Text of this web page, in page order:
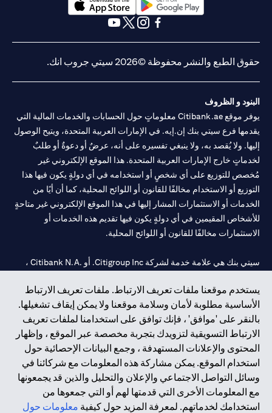
يستخدم موقعنا ملفات تعريف الارتباط. ملفات تعريف الارتباط
الأساسية مطلوبة لأمان وسلامة موقعنا ولا يمكن إيقاف تشغيلها.
بالنقر على 'موافق' ، فإنك توافق على استخدامنا لملفات تعريف
الارتباط التسويقية لتزويدك بتجربة مخصصة عبر الموقع ، وإظهار
المحتوى والإعلانات المستهدفة ، وجمع البيانات الإحصائية حول
استخدام الموقع. يمكن مشاركة هذه المعلومات مع شركائنا في
وسائل التواصل الاجتماعي والإعلان والتحليل والذين قد يجمعونها
مع المعلومات الأخرى التي قدمتها لهم أو التي جمعوها من
استخدامك لخدماتهم. لمعرفة المزيد حول كيفية معلومات حول
opens in a new tab
opens in a new tab
حقوق الطبع والنشر محفوظة ©2026 سيتي جروب انك.
البنود و الظروف
يوفر موقع Citibank.ae معلوماتٍ حول الحسابات والخدمات المالية التي
يقدمها فرع سيتي بنك إن.إيه. في الإمارات العربية المتحدة، ويتيح الوصول
إليها. ولا يُقصد به، ولا ينبغي تفسيره على أنه، عرضٌ أو دعوةٌ أو طلبٌ
لخدماتٍ خارج الإمارات العربية المتحدة. هذا الموقع الإلكتروني غير
مُخصص للتوزيع على أي شخصٍ أو استخدامه في أي دولةٍ يكون فيها هذا
التوزيع أو الاستخدام مخالفًا للقانون أو اللوائح المحلية، كما أن أيًا من
الخدمات أو الاستثمارات المشار إليها في هذا الموقع الإلكتروني غير متاحةٍ
للأشخاص المقيمين في أي دولةٍ يكون فيها تقديم هذه الخدمات أو
الاستثمارات مخالفًا للقانون أو اللوائح المحلية.
سيتي بنك هي علامة خدمة لشركة Citigroup Inc. أو .Citibank N.A ،
سيتي بنك إن. إيه. الإمارات مسجل لدى مصرف الإمارات المركزي تحت
أرقام التراخيص 202563 لفرع الوصل في دبي، 531989 لفرع مول
الإمارات في دبي، و CN-1002019 لفرع أبوظبي. هاتف: 4000 311 04.
فرع سيتي بنك إن إيه - الإمارات العربية المتحدة مرخص من مصرف
الإمارات العربية المتحدة المركزي كفرع لبنك أجنبي.
سيتي بنك إن إيه الإمارات العربية المتحدة مرخص من هيئة الأوراق المالية
والسلع في الإمارات العربية المتحدة ("SCA") للقيام بالنشاط المالي لـ أ)
الاستشارات المالية والتعريف والترويج بموجب ترخيص رقم